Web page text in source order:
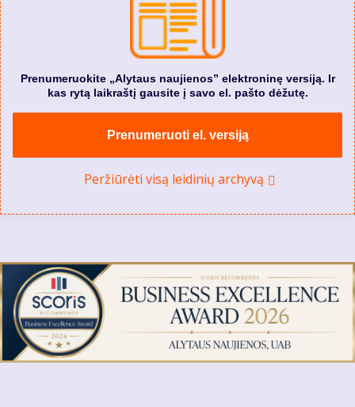
Prenumeruokite „Alytaus naujienos” elektroninę versiją. Ir
kas rytą laikraštį gausite į savo el. pašto dėžutę.
Prenumeruoti el. versiją
Peržiūrėti visą leidinių archyvą